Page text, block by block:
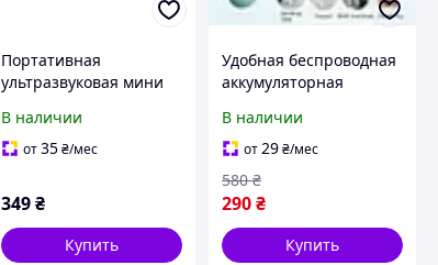
Портативная
ультразвуковая мини
Turbine Wash с USB
питанием для стирки
В наличии
от35 ₴/мес
349 ₴
Купить
Удобная беспроводная
аккумуляторная
эффективного
удаления катышков с
модели LINT REMOVER
qwr
В наличии
от 29₴/мес
290₴
580 ₴
Купить